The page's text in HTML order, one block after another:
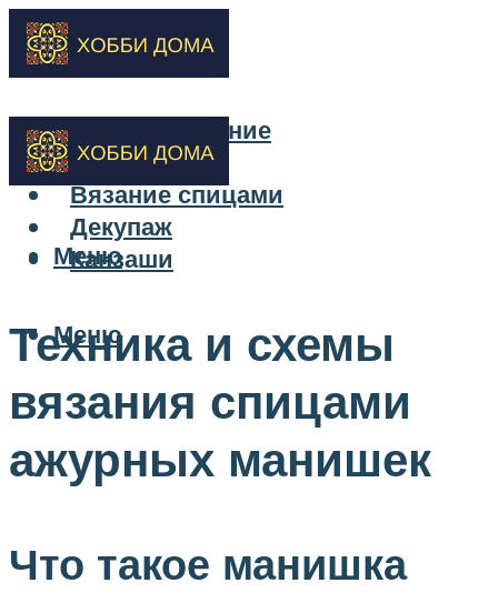
Бисероплетение
Вышивка
Вязание спицами
Декупаж
Канзаши
Меню
Меню
Техника и схемы
вязания спицами
ажурных манишек
Что такое манишка